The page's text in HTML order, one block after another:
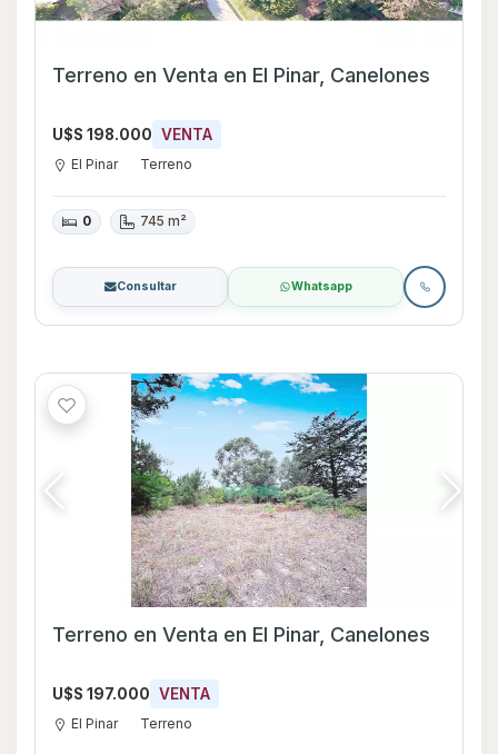
Terreno en Venta en El Pinar, Canelones
U$S 198.000 VENTA
El Pinar Terreno
0 745 m²
Consultar Whatsapp
Terreno en Venta en El Pinar, Canelones
U$S 197.000 VENTA
El Pinar Terreno